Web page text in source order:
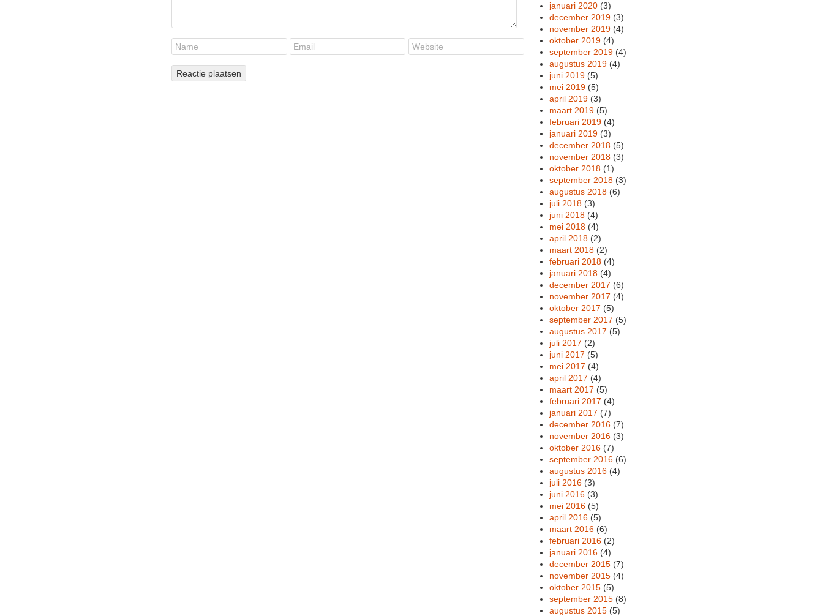
januari 2020 (3)
december 2019 (3)
november 2019 (4)
oktober 2019 (4)
september 2019 (4)
augustus 2019 (4)
juni 2019 (5)
mei 2019 (5)
april 2019 (3)
maart 2019 (5)
februari 2019 (4)
januari 2019 (3)
december 2018 (5)
november 2018 (3)
oktober 2018 (1)
september 2018 (3)
augustus 2018 (6)
juli 2018 (3)
juni 2018 (4)
mei 2018 (4)
april 2018 (2)
maart 2018 (2)
februari 2018 (4)
januari 2018 (4)
december 2017 (6)
november 2017 (4)
oktober 2017 (5)
september 2017 (5)
augustus 2017 (5)
juli 2017 (2)
juni 2017 (5)
mei 2017 (4)
april 2017 (4)
maart 2017 (5)
februari 2017 (4)
januari 2017 (7)
december 2016 (7)
november 2016 (3)
oktober 2016 (7)
september 2016 (6)
augustus 2016 (4)
juli 2016 (3)
juni 2016 (3)
mei 2016 (5)
april 2016 (5)
maart 2016 (6)
februari 2016 (2)
januari 2016 (4)
december 2015 (7)
november 2015 (4)
oktober 2015 (5)
september 2015 (8)
augustus 2015 (5)